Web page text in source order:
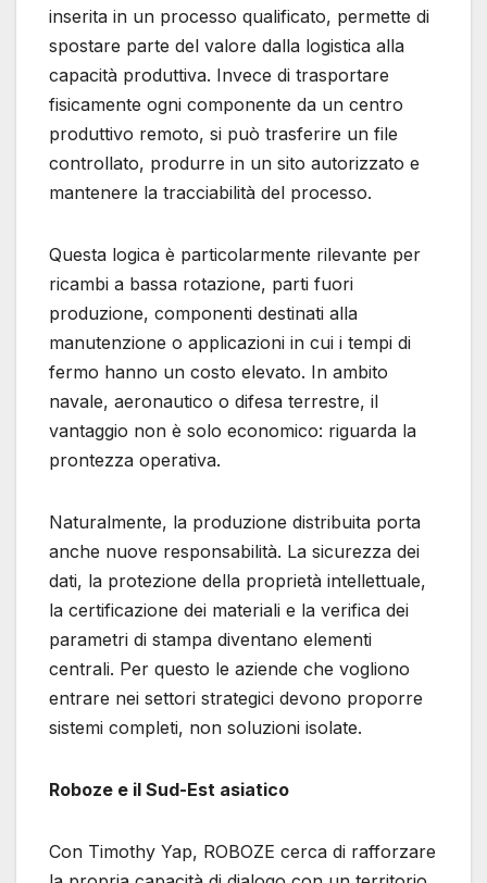
inserita in un processo qualificato, permette di
spostare parte del valore dalla logistica alla
capacità produttiva. Invece di trasportare
fisicamente ogni componente da un centro
produttivo remoto, si può trasferire un file
controllato, produrre in un sito autorizzato e
mantenere la tracciabilità del processo.
Questa logica è particolarmente rilevante per
ricambi a bassa rotazione, parti fuori
produzione, componenti destinati alla
manutenzione o applicazioni in cui i tempi di
fermo hanno un costo elevato. In ambito
navale, aeronautico o difesa terrestre, il
vantaggio non è solo economico: riguarda la
prontezza operativa.
Naturalmente, la produzione distribuita porta
anche nuove responsabilità. La sicurezza dei
dati, la protezione della proprietà intellettuale,
la certificazione dei materiali e la verifica dei
parametri di stampa diventano elementi
centrali. Per questo le aziende che vogliono
entrare nei settori strategici devono proporre
sistemi completi, non soluzioni isolate.
Roboze e il Sud-Est asiatico
Con Timothy Yap, ROBOZE cerca di rafforzare